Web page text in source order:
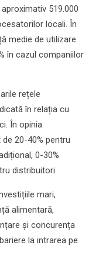
519.000
locali. În
medie de utilizare
în cazul companiilor
rețele
în relația cu
În opinia
20-40% pentru
0-30%
distribuitori.
mari,
alimentară,
și concurența
la intrarea pe